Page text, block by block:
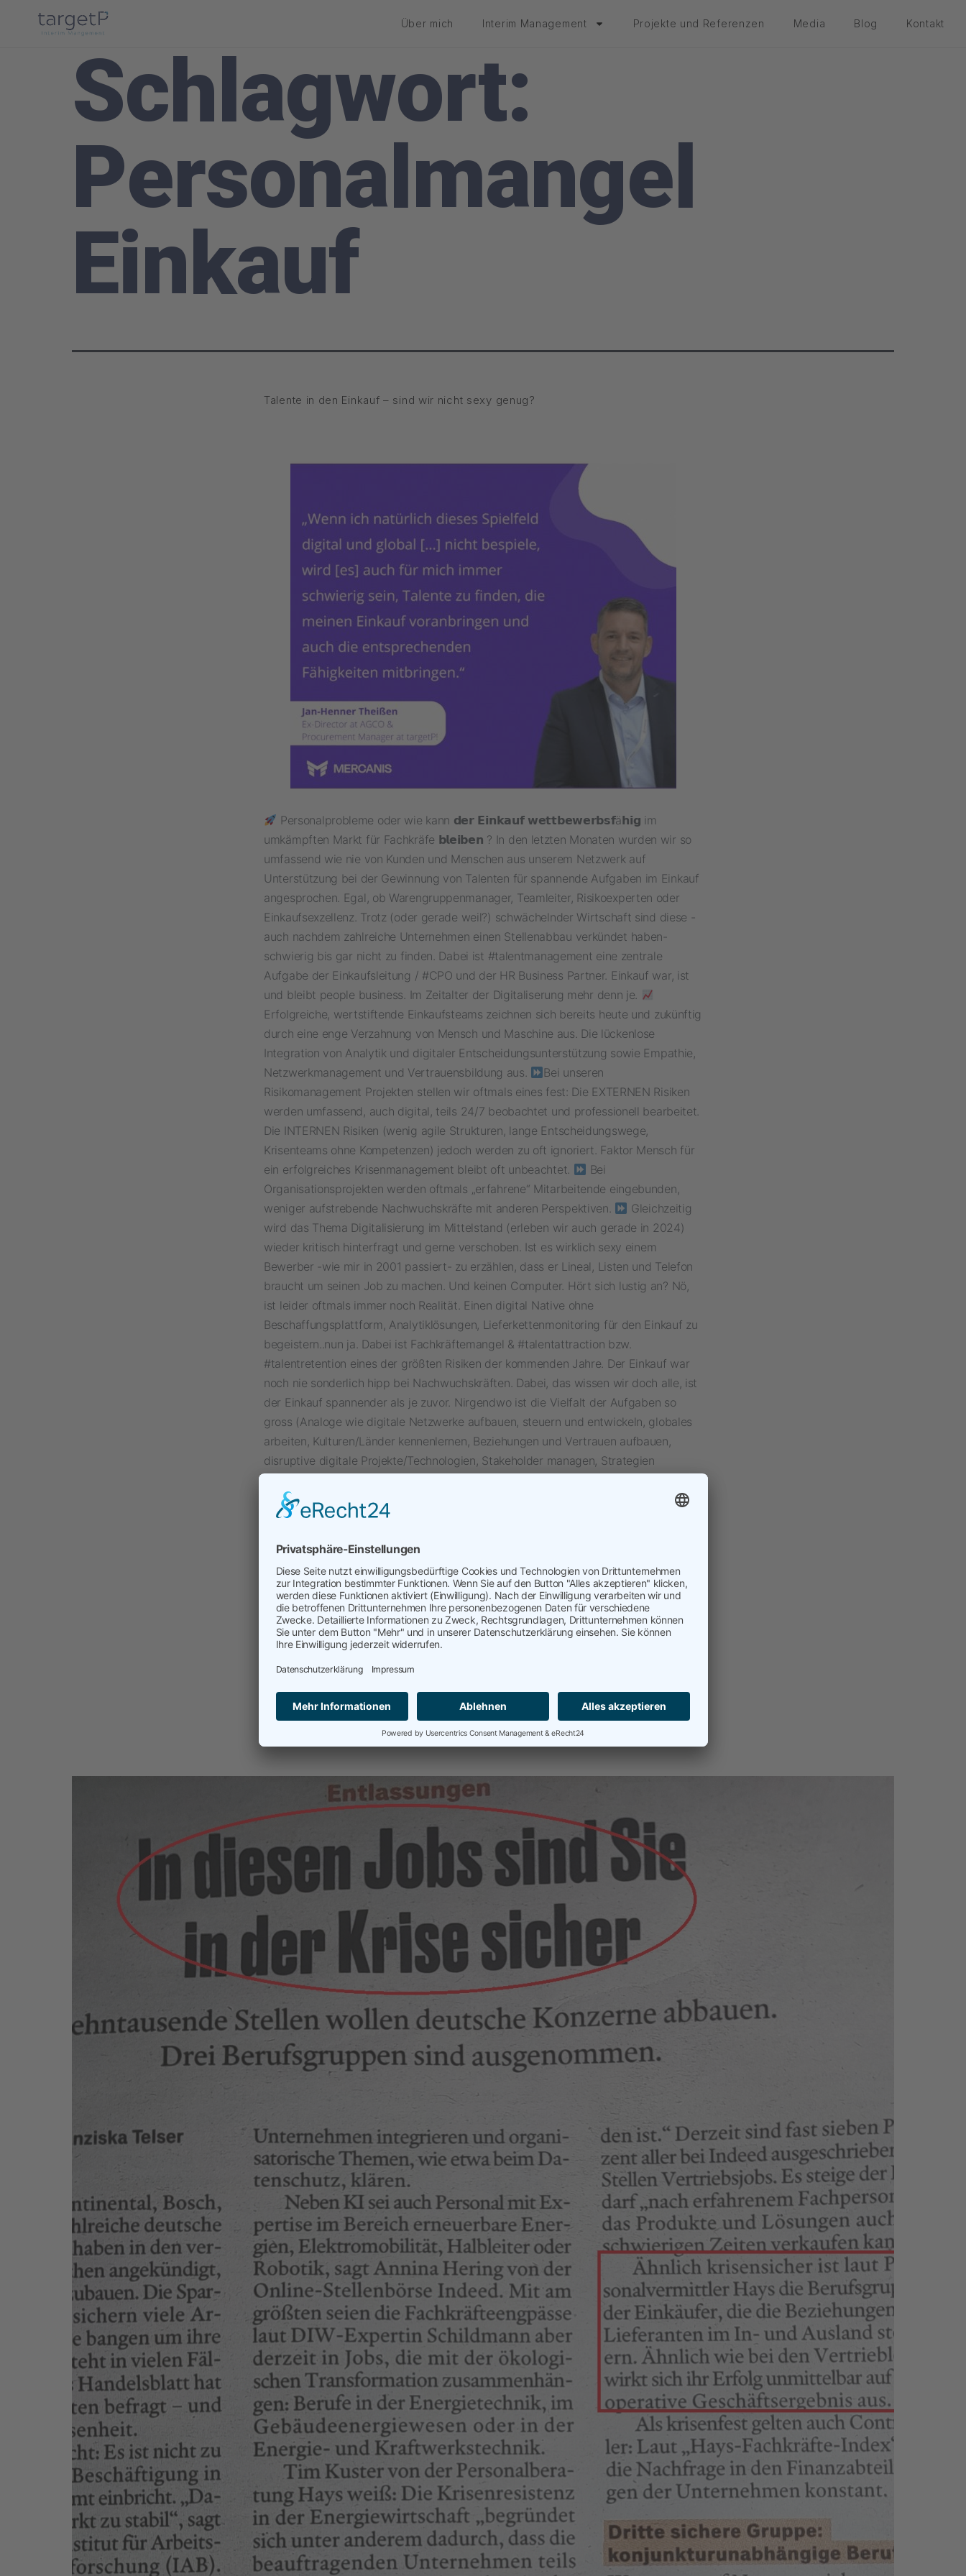
Über mich Interim Management Projekte und Referenzen Media Blog Kontakt
Schlagwort:
Personalmangel
Einkauf
Talente in den Einkauf – sind wir nicht sexy genug?
Personalprobleme oder wie kann 𝗱𝗲𝗿 𝗘𝗶𝗻𝗸𝗮𝘂𝗳 𝘄𝗲𝘁𝘁𝗯𝗲𝘄𝗲𝗿𝗯𝘀𝗳ä𝗵𝗶𝗴 im
umkämpften Markt für Fachkräfe 𝗯𝗹𝗲𝗶𝗯𝗲𝗻 ? In den letzten Monaten wurden wir so
umfassend wie nie von Kunden und Menschen aus unserem Netzwerk auf
Unterstützung bei der Gewinnung von Talenten für spannende Aufgaben im Einkauf
angesprochen. Egal, ob Warengruppenmanager, Teamleiter, Risikoexperten oder
Einkaufsexzellenz. Trotz (oder gerade weil?) schwächelnder Wirtschaft sind diese -
auch nachdem zahlreiche Unternehmen einen Stellenabbau verkündet haben-
schwierig bis gar nicht zu finden. Dabei ist #talentmanagement eine zentrale
Aufgabe der Einkaufsleitung / #CPO und der HR Business Partner. Einkauf war, ist
und bleibt people business. Im Zeitalter der Digitaliserung mehr denn je.
Erfolgreiche, wertstiftende Einkaufsteams zeichnen sich bereits heute und zukünftig
durch eine enge Verzahnung von Mensch und Maschine aus. Die lückenlose
Integration von Analytik und digitaler Entscheidungsunterstützung sowie Empathie,
Netzwerkmanagement und Vertrauensbildung aus.
Bei unseren
Risikomanagement Projekten stellen wir oftmals eines fest: Die EXTERNEN Risiken
werden umfassend, auch digital, teils 24/7 beobachtet und professionell bearbeitet.
Die INTERNEN Risiken (wenig agile Strukturen, lange Entscheidungswege,
Krisenteams ohne Kompetenzen) jedoch werden zu oft ignoriert. Faktor Mensch für
ein erfolgreiches Krisenmanagement bleibt oft unbeachtet.
Bei
Organisationsprojekten werden oftmals „erfahrene“ Mitarbeitende eingebunden,
weniger aufstrebende Nachwuchskräfte mit anderen Perspektiven.
Gleichzeitig
wird das Thema Digitalisierung im Mittelstand (erleben wir auch gerade in 2024)
wieder kritisch hinterfragt und gerne verschoben. Ist es wirklich sexy einem
Bewerber -wie mir in 2001 passiert- zu erzählen, dass er Lineal, Listen und Telefon
braucht um seinen Job zu machen. Und keinen Computer. Hört sich lustig an? Nö,
ist leider oftmals immer noch Realität. Einen digital Native ohne
Beschaffungsplattform, Analytiklösungen, Lieferkettenmonitoring für den Einkauf zu
begeistern..nun ja. Dabei ist Fachkräftemangel & #talentattraction bzw.
#talentretention eines der größten Risiken der kommenden Jahre. Der Einkauf war
noch nie sonderlich hipp bei Nachwuchskräften. Dabei, das wissen wir doch alle, ist
der Einkauf spannender als je zuvor. Nirgendwo ist die Vielfalt der Aufgaben so
gross (Analoge wie digitale Netzwerke aufbauen, steuern und entwickeln, globales
arbeiten, Kulturen/Länder kennenlernen, Beziehungen und Vertrauen aufbauen,
disruptive digitale Projekte/Technologien, Stakeholder managen, Strategien
in im Podcast #ProcurementUnplugged mit Fabian Heinrich, CEO von Mercanis
über die Emanzipierung des Einkaufs gesprochen. Und über Beispiele wie der
seitdem dringlicher denn je.
Veröffentlicht amAugust 7, 2024
Kategorisiert inUncategorized
Verschlagwortet mitPersonalmangel Einkauf,Sexy Einkauf,Talent Management
Krisensichere Jobs im Einkauf, trotzdem Personalmangel